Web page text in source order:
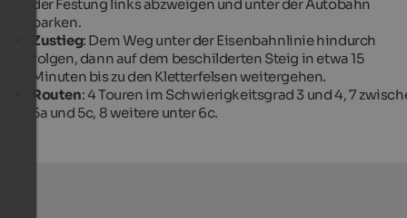
der Festung links abzweigen und unter der Autobahn
parken.
Zustieg: Dem Weg unter der Eisenbahnlinie hindurch
folgen, dann auf dem beschilderten Steig in etwa 15
Minuten bis zu den Kletterfelsen weitergehen.
Routen: 4 Touren im Schwierigkeitsgrad 3 und 4, 7
5a und 5c, 8 weitere unter 6c.